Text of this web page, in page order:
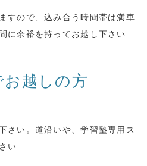
すので、込み合う時間帯は満車
に余裕を持ってお越し下さい
お越しの方
さい。道沿いや、学習塾専用ス
い